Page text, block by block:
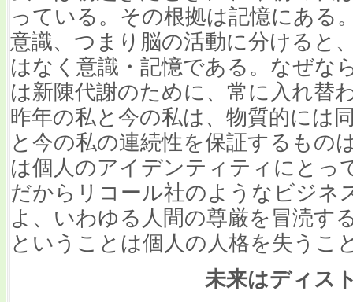
っている。その根拠は記憶にある
意識、つまり脳の活動に分けると
はなく意識・記憶である。なぜな
は新陳代謝のために、常に入れ替
昨年の私と今の私は、物質的には
と今の私の連続性を保証するもの
は個人のアイデンティティにとっ
だからリコール社のようなビジネ
よ、いわゆる人間の尊厳を冒涜す
ということは個人の人格を失うこ
未来はディス